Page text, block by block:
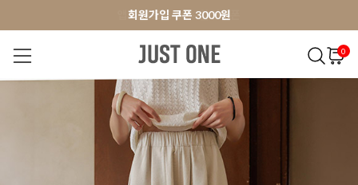
앱 다운로드 10% 할인쿠폰
회원가입 쿠폰 3000원
앱 다운로드 10% 할인쿠폰
0
오늘출발 MADE . J